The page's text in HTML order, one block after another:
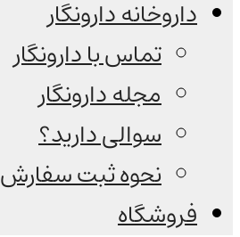
داروخانه دارونگار
تماس با دارونگار
مجله دارونگار
سوالی دارید؟
نحوه ثبت سفارش
فروشگاه